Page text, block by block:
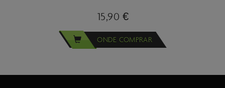
15,90 €
ONDE COMPRAR